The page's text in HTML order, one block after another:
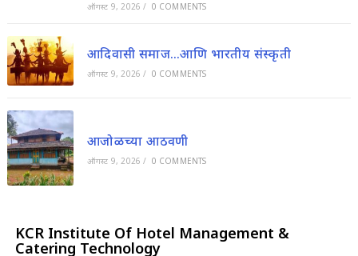
ऑगस्ट 9, 2026 / 0 COMMENTS
आदिवासी समाज…आणि भारतीय संस्कृती
ऑगस्ट 9, 2026 / 0 COMMENTS
आजोळच्या आठवणी
ऑगस्ट 9, 2026 / 0 COMMENTS
KCR Institute Of Hotel Management &
Catering Technology